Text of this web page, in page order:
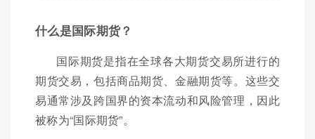
什么是国际期货？
国际期货是指在全球各大期货交易所进行的
期货交易，包括商品期货、金融期货等。这些交
易通常涉及跨国界的资本流动和风险管理，因此
被称为“国际期货”。